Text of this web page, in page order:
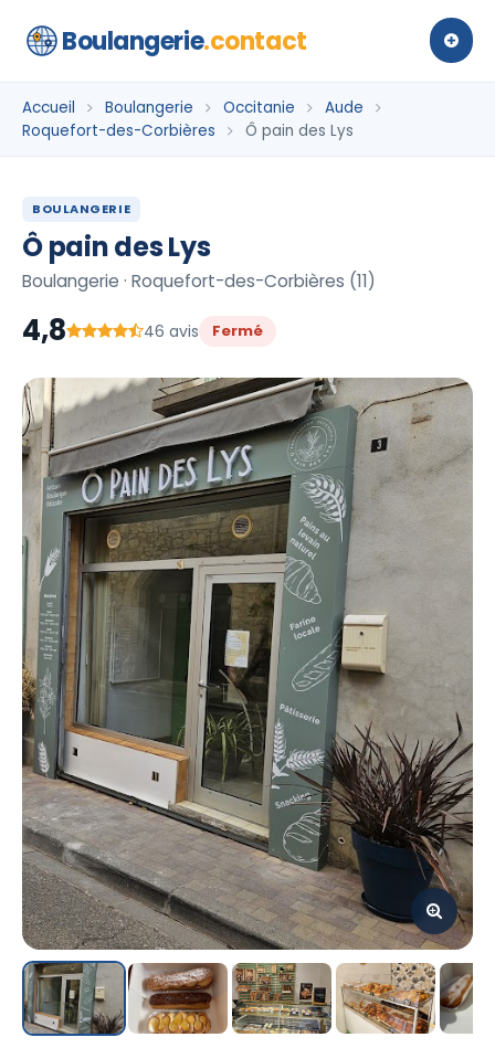
Boulangerie.contact
Accueil Boulangerie Occitanie
Aude
Roquefort-des-Corbières
Ô pain des Lys
BOULANGERIE
Ô pain des Lys
Boulangerie · Roquefort-des-Corbières (11)
4,8 46 avis Fermé